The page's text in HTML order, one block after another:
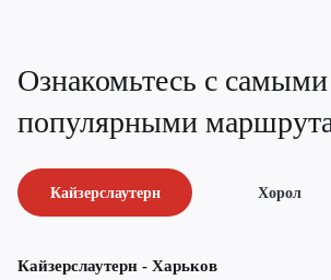
Ознакомьтесь с самыми
популярными
Кайзерслаутерн Хорол
Кайзерслаутерн - Харьков